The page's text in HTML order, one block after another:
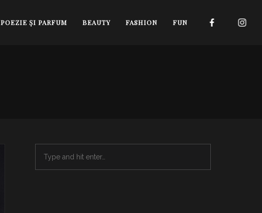
POEZIE ŞI PARFUM BEAUTY FASHION FUN